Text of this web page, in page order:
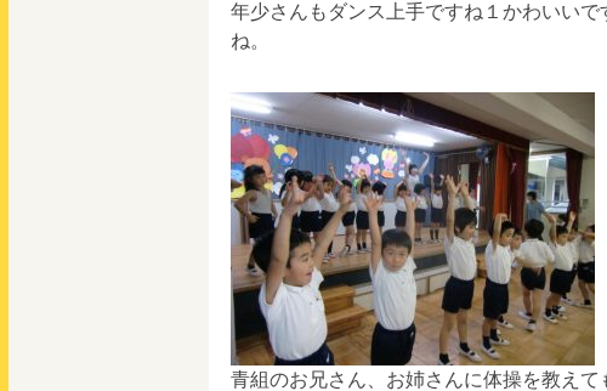
年少さんもダンス上手ですね１かわいいで
ね。
青組のお兄さん、お姉さんに体操を教えて